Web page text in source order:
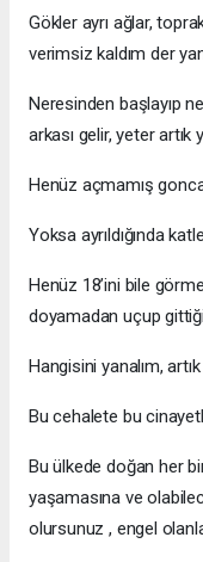
Gökler ayrı ağlar,
verimsiz kaldım der
Neresinden başlayıp
arkası gelir, yeter artık
Henüz açmamış
Yoksa ayrıldığında
Henüz 18’ini bile
doyamadan uçup
Hangisini yanalım,
Bu cehalete bu
Bu ülkede doğan her
yaşamasına ve
olursunuz , engel